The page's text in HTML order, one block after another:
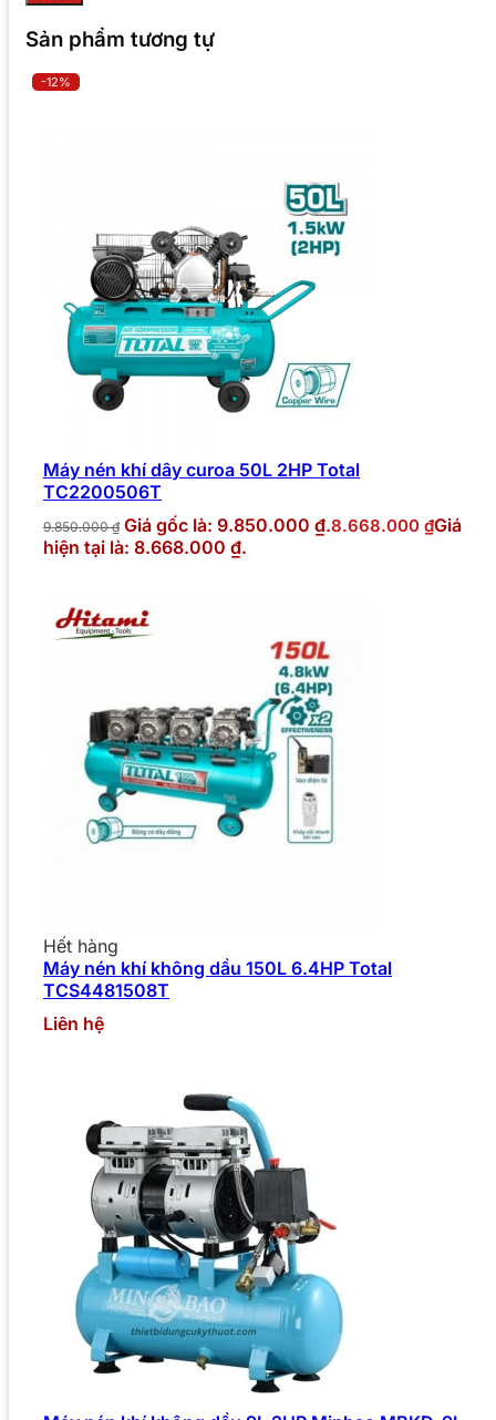
Sản phẩm tương tự
-12%
Máy nén khí dây curoa 50L 2HP Total
TC2200506T
9.850.000₫ Giá gốc là: 9.850.000 ₫.8.668.000 ₫Giá
hiện tại là: 8.668.000 ₫.
Hết hàng
Máy nén khí không dầu 150L 6.4HP Total
TCS4481508T
Liên hệ